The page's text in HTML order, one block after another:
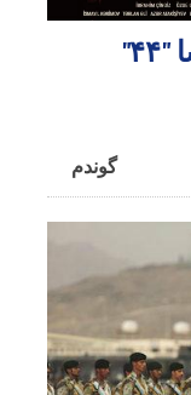
مشهور تورکیه‌لی آکتریسا "۴۴"
گوندم